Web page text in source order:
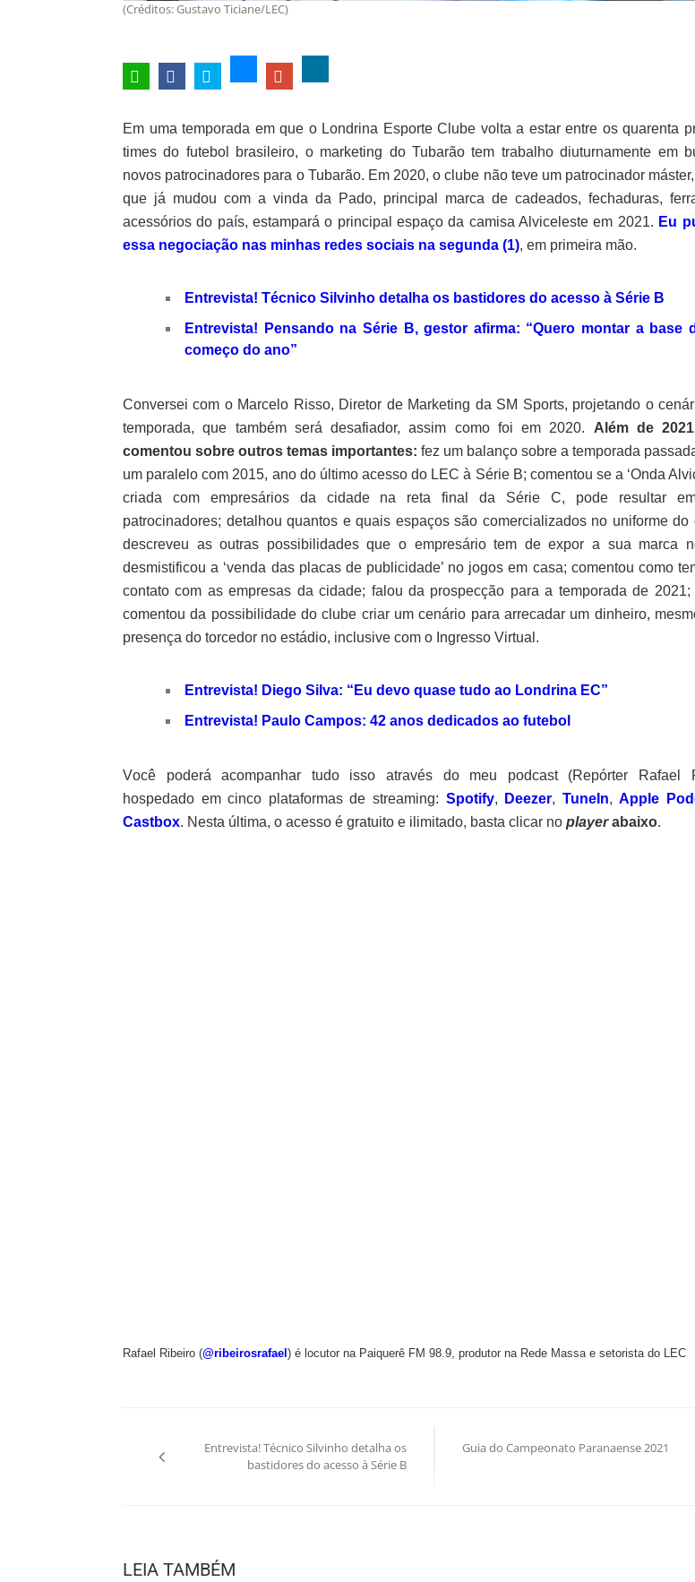
(Créditos: Gustavo Ticiane/LEC)
Em uma temporada em que o Londrina Esporte Clube volta a estar entre os quarenta
times do futebol brasileiro, o marketing do Tubarão tem trabalho diuturnamente em
novos patrocinadores para o Tubarão. Em 2020, o clube não teve um patrocinador
que já mudou com a vinda da Pado, principal marca de cadeados, fechaduras,
acessórios do país, estampará o principal espaço da camisa Alviceleste em 2021. Eu
essa negociação nas minhas redes sociais na segunda (1), em primeira mão.
Entrevista! Técnico Silvinho detalha os bastidores do acesso à Série B
Entrevista! Pensando na Série B, gestor afirma: “Quero montar a base
começo do ano”
Conversei com o Marcelo Risso, Diretor de Marketing da SM Sports, projetando o
temporada, que também será desafiador, assim como foi em 2020. Além de
comentou sobre outros temas importantes: fez um balanço sobre a temporada
um paralelo com 2015, ano do último acesso do LEC à Série B; comentou se a ‘Onda
criada com empresários da cidade na reta final da Série C, pode resultar
patrocinadores; detalhou quantos e quais espaços são comercializados no uniforme do
descreveu as outras possibilidades que o empresário tem de expor a sua marca
desmistificou a ‘venda das placas de publicidade’ no jogos em casa; comentou como
contato com as empresas da cidade; falou da prospecção para a temporada de
comentou da possibilidade do clube criar um cenário para arrecadar um dinheiro,
presença do torcedor no estádio, inclusive com o Ingresso Virtual.
Entrevista! Diego Silva: “Eu devo quase tudo ao Londrina EC”
Entrevista! Paulo Campos: 42 anos dedicados ao futebol
Você poderá acompanhar tudo isso através do meu podcast (Repórter Rafael
hospedado em cinco plataformas de streaming: Spotify, Deezer, TuneIn,Apple
Castbox. Nesta última, o acesso é gratuito e ilimitado, basta clicar no playerabaixo.
Rafael Ribeiro (@ribeirosrafael ) é locutor na Paiquerê FM 98.9, produtor na Rede Massa e setorista do LEC
de
Entrevista! Técnico Silvinho detalha os
bastidores do acesso à Série B
Guia do Campeonato Paranaense 2021
LEIA TAMBÉM